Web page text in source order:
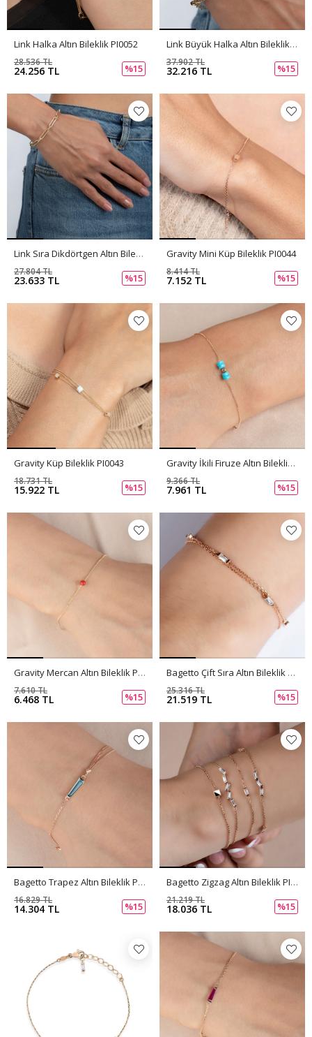
Link Halka Altın Bileklik PI0052
24.256 TL
28.536 TL
%15
Link Büyük Halka Altın Bileklik PI0050
32.216 TL
37.902 TL
%15
Link Sıra Dikdörtgen Altın Bileklik PI0051
23.633 TL
27.804 TL
%15
Gravity Mini Küp Bileklik PI0044
7.152 TL
8.414 TL
%15
Gravity Küp Bileklik PI0043
15.922 TL
18.731 TL
%15
Gravity İkili Firuze Altın Bileklik PI0040
7.961 TL
9.366 TL
%15
Gravity Mercan Altın Bileklik PI0039
6.468 TL
7.610 TL
%15
Bagetto Çift Sıra Altın Bileklik PI0037
21.519 TL
25.316 TL
%15
Bagetto Trapez Altın Bileklik PI0038
14.304 TL
16.829 TL
%15
Bagetto Zigzag Altın Bileklik PI0036
18.036 TL
21.219 TL
%15